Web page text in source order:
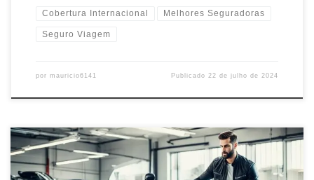
Cobertura Internacional Melhores Seguradoras
Seguro Viagem
por mauricio6141 Publicado 22 de julho de 2024